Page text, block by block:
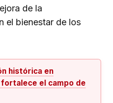
de la
el bienestar de los
histórica en
el campo de